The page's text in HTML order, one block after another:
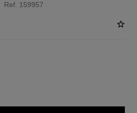
Ref. 159957